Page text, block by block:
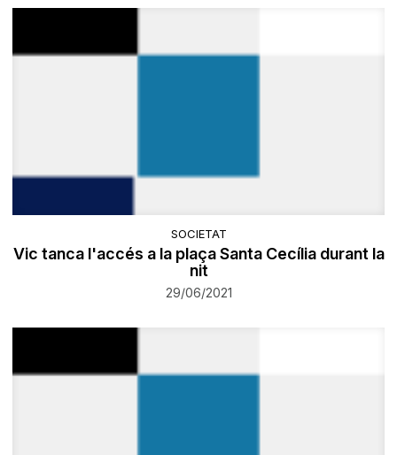
SOCIETAT
​Vic tanca l'accés a la plaça Santa Cecília durant la
nit
29/06/2021